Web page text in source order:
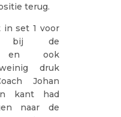
terug.
in set 1 voor
bij de
en ook
druk
Johan
kant had
naar de